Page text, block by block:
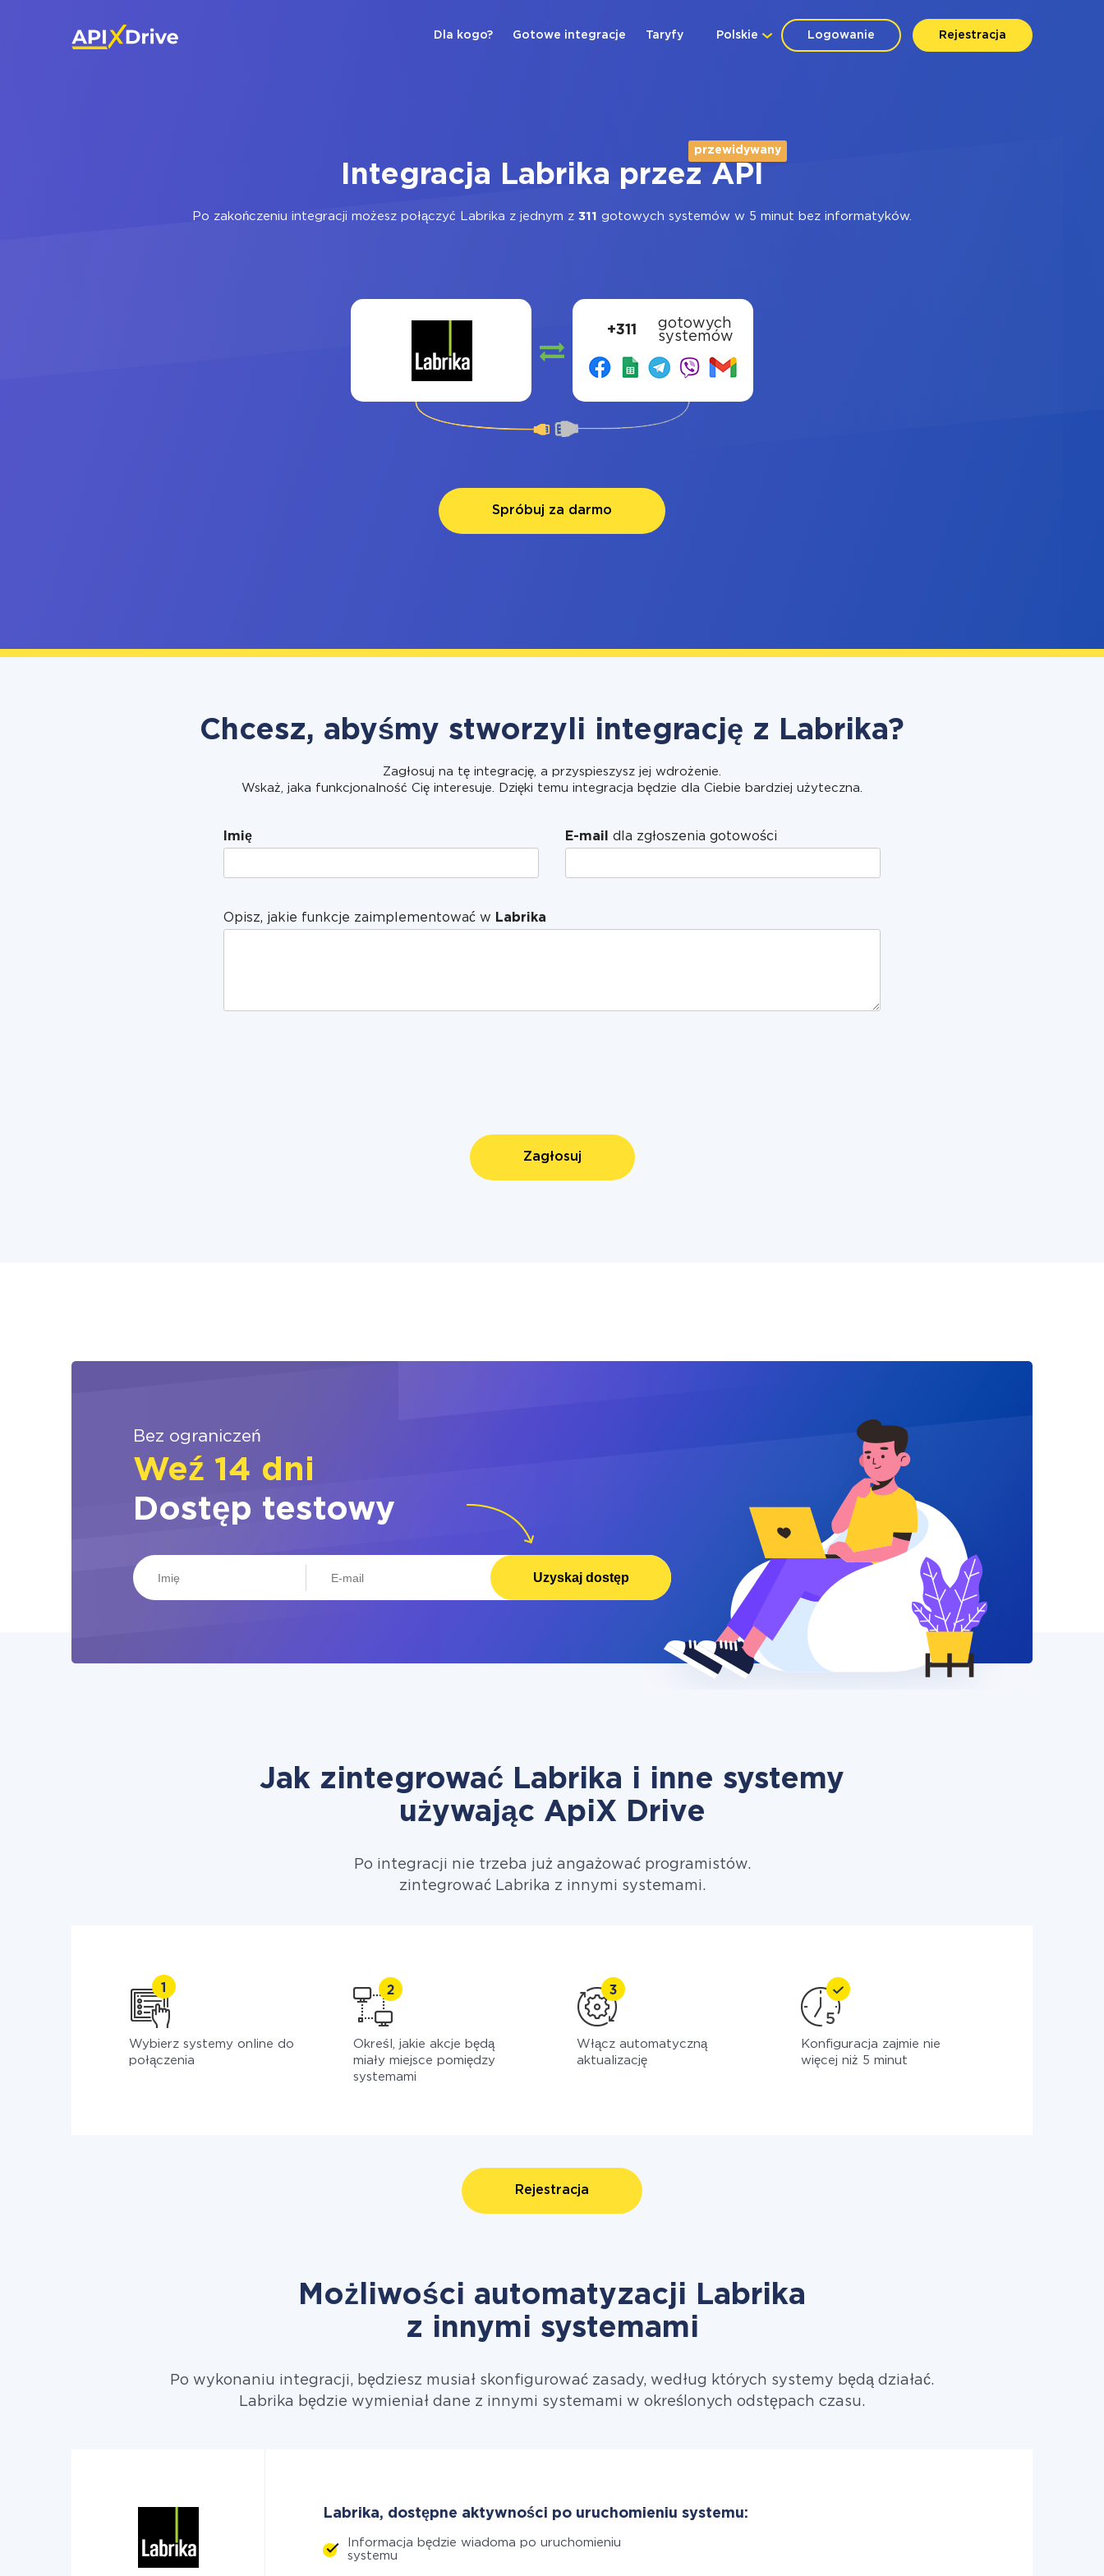
Logowanie Rejestracja
Polskie
Dla kogo? Gotowe integracje Taryfy
przewidywany
Integracja Labrika przez API
Po zakończeniu integracji możesz połączyć Labrika z jednym z 311 gotowych systemów w 5 minut bez informatyków.
+311
gotowych
systemów
Spróbuj za darmo
Chcesz, abyśmy stworzyli integrację z Labrika?
Zagłosuj na tę integrację, a przyspieszysz jej wdrożenie.
Wskaż, jaka funkcjonalność Cię interesuje. Dzięki temu integracja będzie dla Ciebie bardziej użyteczna.
Imię E-mail dla zgłoszenia gotowości
Opisz, jakie funkcje zaimplementować w Labrika
Zagłosuj
Bez ograniczeń
Weź 14 dni
Dostęp testowy
Uzyskaj dostęp
Jak zintegrować Labrika i inne systemy
używając ApiX Drive
Po integracji nie trzeba już angażować programistów.
zintegrować Labrika z innymi systemami.
Wybierz systemy online do
połączenia
Określ, jakie akcje będą
miały miejsce pomiędzy
systemami
Włącz automatyczną
aktualizację
Konfiguracja zajmie nie
więcej niż 5 minut
Rejestracja
Możliwości automatyzacji Labrika
z innymi systemami
Po wykonaniu integracji, będziesz musiał skonfigurować zasady, według których systemy będą działać.
Labrika będzie wymieniał dane z innymi systemami w określonych odstępach czasu.
Labrika, dostępne aktywności po uruchomieniu systemu:
Informacja będzie wiadoma po uruchomieniu
systemu